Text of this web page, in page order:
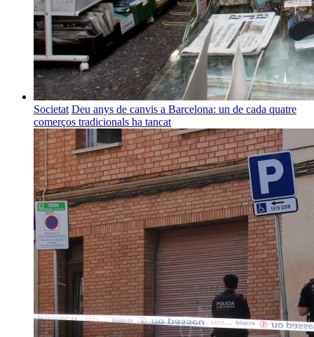
Societat Deu anys de canvis a Barcelona: un de cada quatre
comerços tradicionals ha tancat